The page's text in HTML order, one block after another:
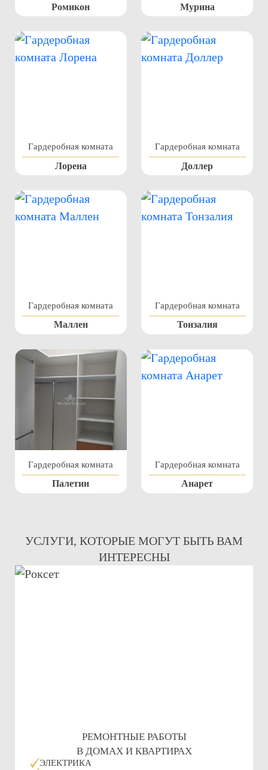
Ромикон Мурина
Гардеробная комната
Лорена
Гардеробная комната
Доллер
Гардеробная комната
Маллен
Гардеробная комната
Тонзалия
Гардеробная комната
Палетин
Гардеробная комната
Анарет
УСЛУГИ, КОТОРЫЕ МОГУТ БЫТЬ ВАМ
ИНТЕРЕСНЫ
РЕМОНТНЫЕ РАБОТЫ
В ДОМАХ И КВАРТИРАХ
ЭЛЕКТРИКА